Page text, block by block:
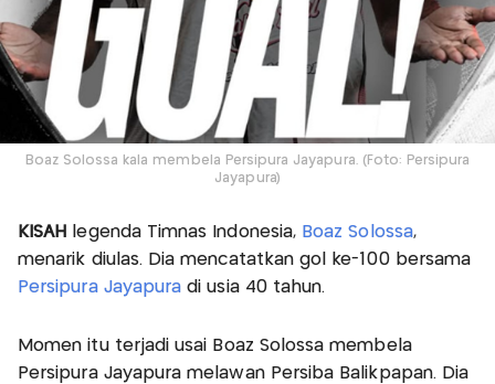
Boaz Solossa kala membela Persipura Jayapura. (Foto: Persipura
Jayapura)
KISAH legenda Timnas Indonesia, Boaz Solossa,
menarik diulas. Dia mencatatkan gol ke-100 bersama
Persipura Jayapura di usia 40 tahun.
Momen itu terjadi usai Boaz Solossa membela
Persipura Jayapura melawan Persiba Balikpapan. Dia